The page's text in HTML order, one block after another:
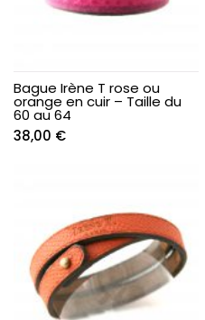
Bague Irène T rose ou
orange en cuir – Taille du
60 au 64
38,00 €